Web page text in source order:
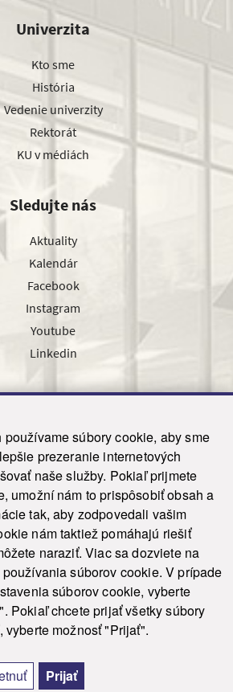
používame súbory cookie, aby sme
prezeranie internetových
naše služby. Pokiaľ prijmete
umožní nám to prispôsobiť obsah a
tak, aby zodpovedali vašim
nám taktiež pomáhajú riešiť
naraziť. Viac sa dozviete na
používania súborov cookie. V prípade
súborov cookie, vyberte
Pokiaľ chcete prijať všetky súbory
vyberte možnosť "Prijať".
Prijať
Univerzita
Kto sme
História
Vedenie univerzity
Rektorát
KU v médiách
Sledujte nás
Aktuality
Kalendár
Facebook
Instagram
Youtube
Linkedin
Odoslať
práva vyhradené. Ochrana osobných údajov
o prístupnosti |
Admin
and the Google Privacy Policy and Terms of
Service
apply.